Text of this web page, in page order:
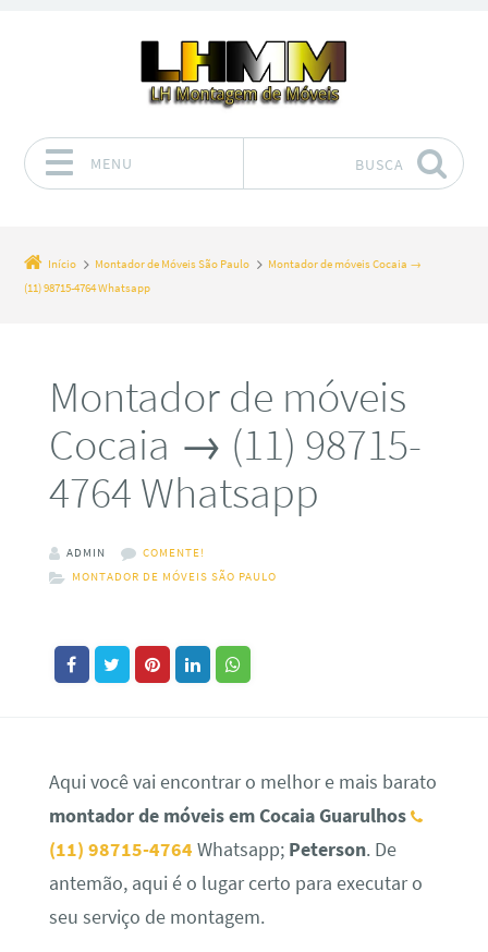
MENU BUSCA
Início Montador de Móveis São Paulo
Montador de móveis Cocaia →
(11) 98715-4764 Whatsapp
Montador de móveis
Cocaia → (11) 98715-
4764 Whatsapp
ADMIN
COMENTE!
MONTADOR DE MÓVEIS SÃO PAULO
Aqui você vai encontrar o melhor e mais barato
montador de móveis em Cocaia Guarulhos
(11) 98715-4764 Whatsapp; Peterson. De
antemão, aqui é o lugar certo para executar o
seu serviço de montagem.